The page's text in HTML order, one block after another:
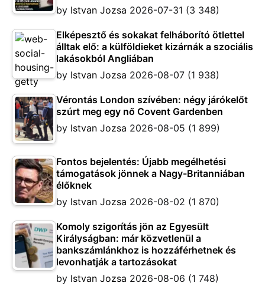
by Istvan Jozsa 2026-07-31 (3 348)
Elképesztő és sokakat felháborító ötlettel
álltak elő: a külföldieket kizárnák a szociális
lakásokból Angliában
by Istvan Jozsa 2026-08-07 (1 938)
Vérontás London szívében: négy járókelőt
szúrt meg egy nő Covent Gardenben
by Istvan Jozsa 2026-08-05 (1 899)
Fontos bejelentés: Újabb megélhetési
támogatások jönnek a Nagy-Britanniában
élőknek
by Istvan Jozsa 2026-08-02 (1 870)
Komoly szigorítás jön az Egyesült
Királyságban: már közvetlenül a
bankszámlánkhoz is hozzáférhetnek és
levonhatják a tartozásokat
by Istvan Jozsa 2026-08-06 (1 748)